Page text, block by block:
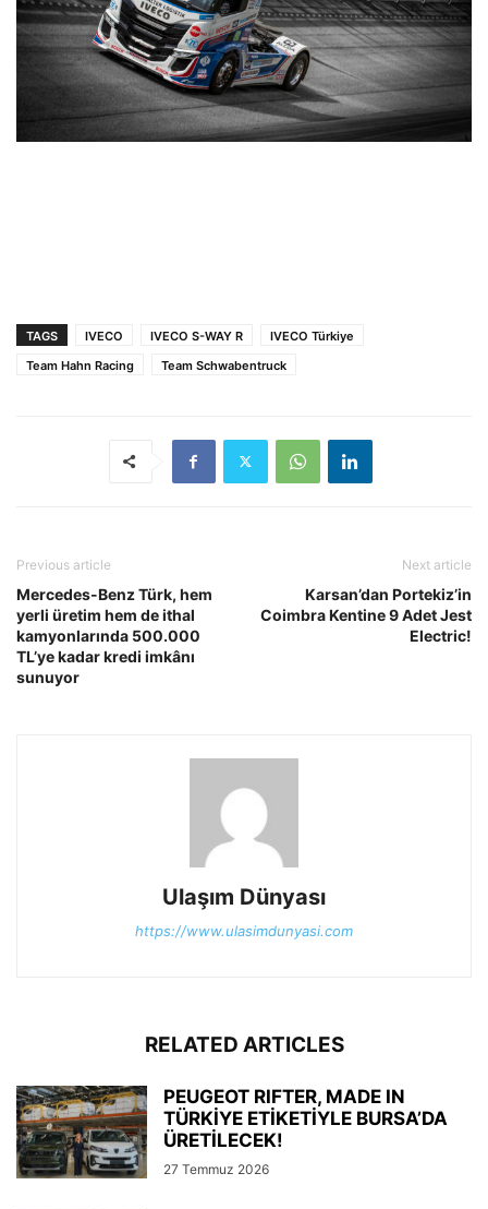
TAGS IVECO IVECO S-WAY R
IVECO Türkiye
Team Hahn Racing
Team Schwabentruck
Previous article
Mercedes-Benz Türk, hem
yerli üretim hem de ithal
kamyonlarında 500.000
TL’ye kadar kredi imkânı
sunuyor
Next article
Karsan’dan Portekiz’in
Coimbra Kentine 9 Adet Jest
Electric!
Ulaşım Dünyası
https://www.ulasimdunyasi.com
RELATED ARTICLES
PEUGEOT RIFTER, MADE IN
TÜRKİYE ETİKETİYLE BURSA’DA
ÜRETİLECEK!
27 Temmuz 2026